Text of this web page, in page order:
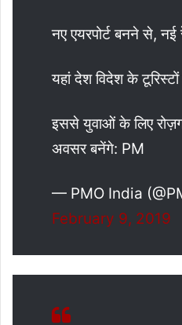
नए एयरपोर्ट बनने से,
यहां देश विदेश के
इससे युवाओं के लिए
अवसर बनेंगे: PM
— PMO India
February 9, 2019